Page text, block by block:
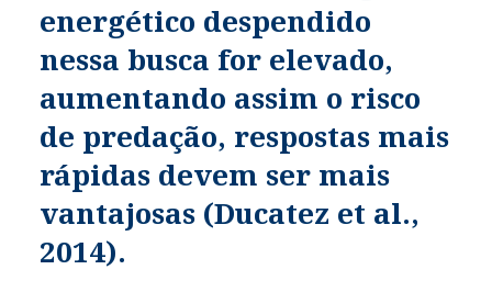
energético despendido
nessa busca for elevado,
aumentando assim o risco
de predação, respostas mais
rápidas devem ser mais
vantajosas (Ducatez et al.,
2014).